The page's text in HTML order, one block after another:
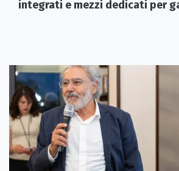
integrati e mezzi dedicati per